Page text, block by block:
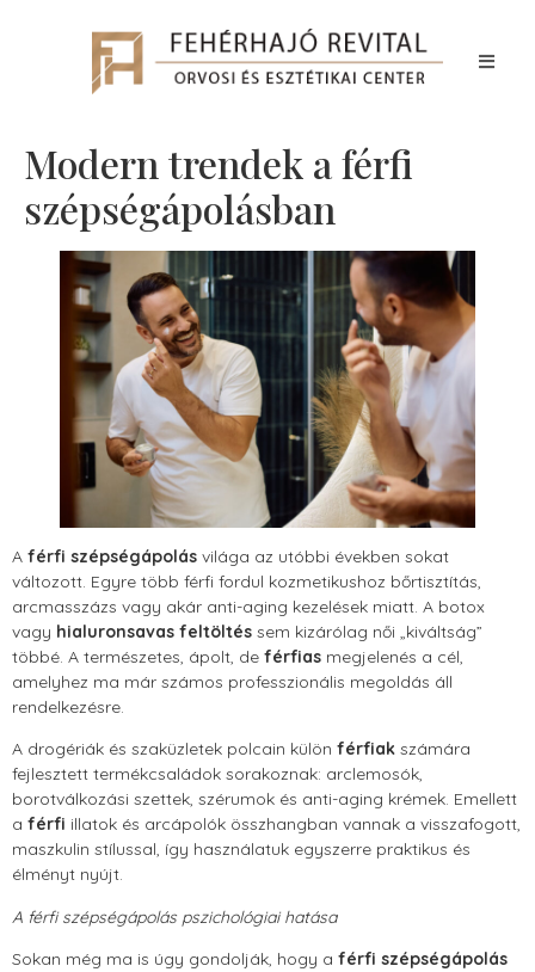
Modern trendek a férfi
szépségápolásban
A férfi szépségápolás világa az utóbbi években sokat
változott. Egyre több férfi fordul kozmetikushoz bőrtisztítás,
arcmasszázs vagy akár anti-aging kezelések miatt. A botox
vagy hialuronsavas feltöltés sem kizárólag női „kiváltság”
többé. A természetes, ápolt, de férfias megjelenés a cél,
amelyhez ma már számos professzionális megoldás áll
rendelkezésre.
A drogériák és szaküzletek polcain külön férfiak számára
fejlesztett termékcsaládok sorakoznak: arclemosók,
borotválkozási szettek, szérumok és anti-aging krémek. Emellett
a férfi illatok és arcápolók összhangban vannak a visszafogott,
maszkulin stílussal, így használatuk egyszerre praktikus és
élményt nyújt.
A férfi szépségápolás pszichológiai hatása
Sokan még ma is úgy gondolják, hogy a férfi szépségápolás